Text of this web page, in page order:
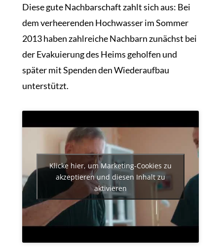
Diese gute Nachbarschaft zahlt sich aus: Bei
dem verheerenden Hochwasser im Sommer
2013 haben zahlreiche Nachbarn zunächst bei
der Evakuierung des Heims geholfen und
später mit Spenden den Wiederaufbau
unterstützt.
Klicke hier, um Marketing-Cookies zu
akzeptieren und diesen Inhalt zu
aktivieren